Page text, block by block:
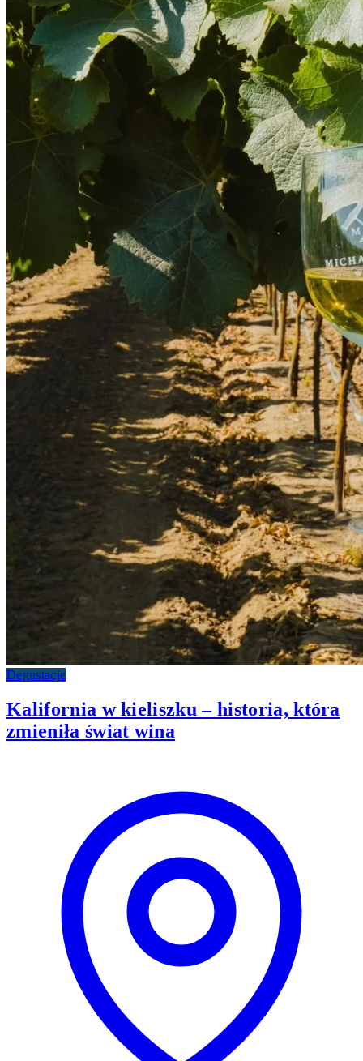
Degustacje
Kalifornia w kieliszku – historia, która
zmieniła świat wina